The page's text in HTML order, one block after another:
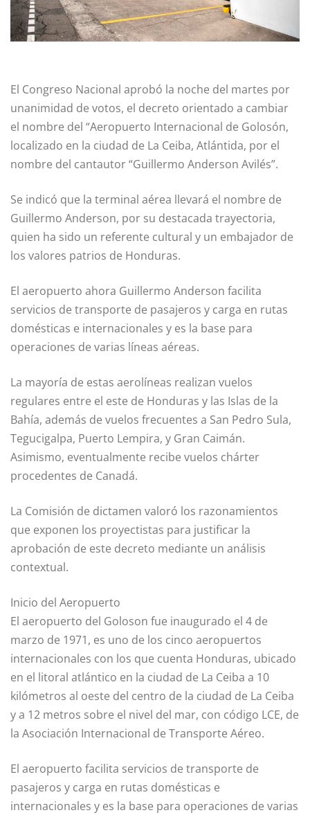
El Congreso Nacional aprobó la noche del martes por
unanimidad de votos, el decreto orientado a cambiar
el nombre del “Aeropuerto Internacional de Golosón,
localizado en la ciudad de La Ceiba, Atlántida, por el
nombre del cantautor “Guillermo Anderson Avilés”.
Se indicó que la terminal aérea llevará el nombre de
Guillermo Anderson, por su destacada trayectoria,
quien ha sido un referente cultural y un embajador de
los valores patrios de Honduras.
El aeropuerto ahora Guillermo Anderson facilita
servicios de transporte de pasajeros y carga en rutas
domésticas e internacionales y es la base para
operaciones de varias líneas aéreas.
La mayoría de estas aerolíneas realizan vuelos
regulares entre el este de Honduras y las Islas de la
Bahía, además de vuelos frecuentes a San Pedro Sula,
Tegucigalpa, Puerto Lempira, y Gran Caimán.
Asimismo, eventualmente recibe vuelos chárter
procedentes de Canadá.
La Comisión de dictamen valoró los razonamientos
que exponen los proyectistas para justificar la
aprobación de este decreto mediante un análisis
contextual.
Inicio del Aeropuerto
El aeropuerto del Goloson fue inaugurado el 4 de
marzo de 1971, es uno de los cinco aeropuertos
internacionales con los que cuenta Honduras, ubicado
en el litoral atlántico en la ciudad de La Ceiba a 10
kilómetros al oeste del centro de la ciudad de La Ceiba
y a 12 metros sobre el nivel del mar, con código LCE, de
la Asociación Internacional de Transporte Aéreo.
El aeropuerto facilita servicios de transporte de
pasajeros y carga en rutas domésticas e
internacionales y es la base para operaciones de varias